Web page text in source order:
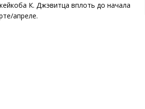
К. Джэвитца вплоть до начала
апреле.